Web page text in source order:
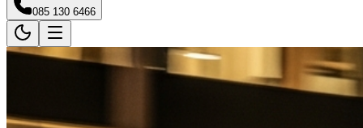
085 130 6466